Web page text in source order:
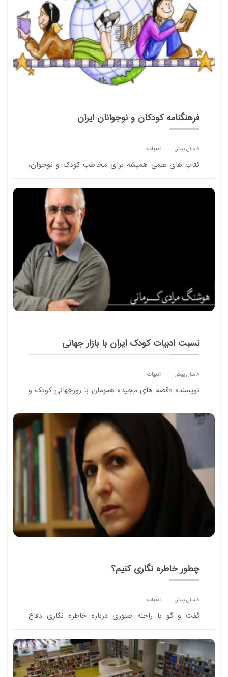
فرهنگنامه کودکان و نوجوانان ایران
8 سال پیش ادبیات
کتاب های علمی همیشه برای مخاطب کودک و نوجوان،
آرتور سی کلارک گرفته تا کتاب های مصور علمی که به
پرسش ها و کنجکاوی های این رده سنی پاسخ می ده...
نسبت ادبیات کودک ایران با بازار جهانی
8 سال پیش ادبیات
نویسنده «قصه های مجید» همزمان با روزجهانی کودک و
کودک ایران و لزوم تغییر نگاه نویسندگان ایرانی می گوید.
چطور خاطره نگاری کنیم؟
8 سال پیش ادبیات
گفت و گو با راحله صبوری درباره خاطره نگاری دفاع